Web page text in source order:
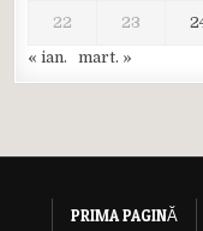
22 23
« ian.
mart. »
PRIMA PAGINĂ